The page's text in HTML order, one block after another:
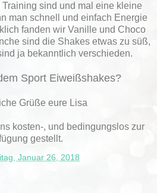
sind und mal eine kleine
man schnell und einfach Energie
fanden wir Vanille und Choco
sind die Shakes etwas zu süß,
ja bekanntlich verschieden.
Sport Eiweißshakes?
Grüße eure Lisa
kosten-, und bedingungslos zur
gestellt.
Januar 26, 2018